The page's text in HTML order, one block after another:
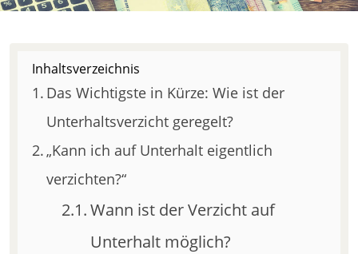
Inhaltsverzeichnis
Das Wichtigste in Kürze: Wie ist der
Unterhaltsverzicht geregelt?
„Kann ich auf Unterhalt eigentlich
verzichten?“
Wann ist der Verzicht auf
Unterhalt möglich?